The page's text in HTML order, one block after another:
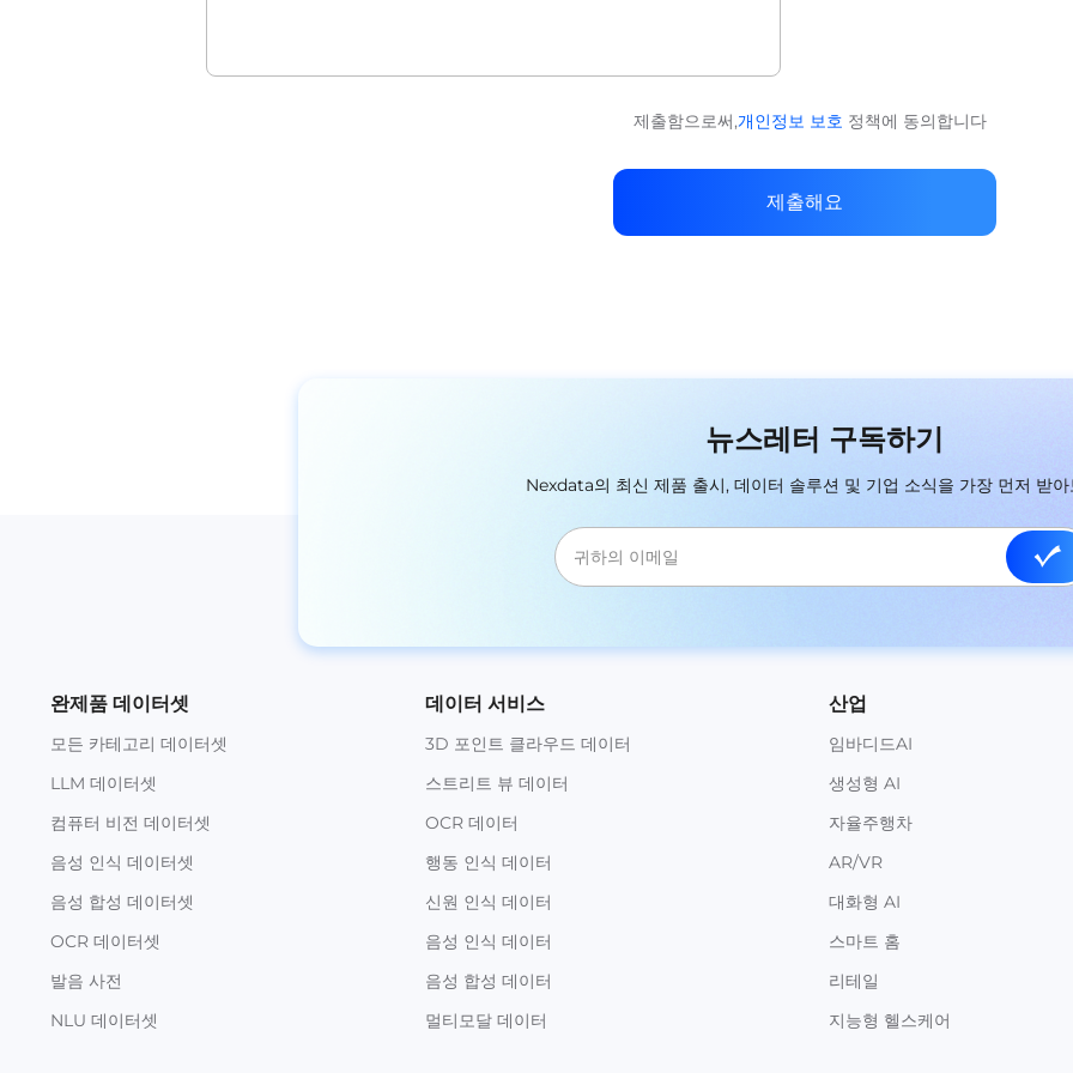
제출함으로써,개인정보 보호 정책에 동의합니다
제출해요
뉴스레터 구독하기
Nexdata의 최신 제품 출시, 데이터 솔루션 및 기업 소식을 가장 먼저 받아
완제품 데이터셋
모든 카테고리 데이터셋
LLM 데이터셋
컴퓨터 비전 데이터셋
음성 인식 데이터셋
음성 합성 데이터셋
OCR 데이터셋
발음 사전
NLU 데이터셋
데이터 서비스
3D 포인트 클라우드 데이터
스트리트 뷰 데이터
OCR 데이터
행동 인식 데이터
신원 인식 데이터
음성 인식 데이터
음성 합성 데이터
멀티모달 데이터
산업
임바디드AI
생성형 AI
자율주행차
AR/VR
대화형 AI
스마트 홈
리테일
지능형 헬스케어